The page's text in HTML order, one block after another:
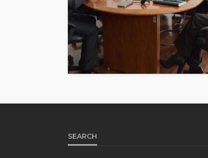
SEARCH